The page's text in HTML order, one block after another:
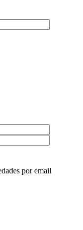
por email